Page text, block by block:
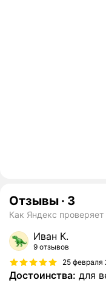
Отзывы · 3
Как Яндекс
Иван К.
9 отзывов
25 февраля
Достоинства: для